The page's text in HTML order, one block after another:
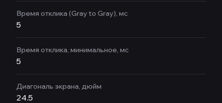
Время отклика (Gray to Gray), мс
5
Время отклика, минимальное, мс
5
Диагональ экрана, дюйм
24.5